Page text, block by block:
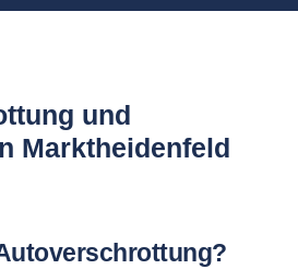
und
Marktheidenfeld